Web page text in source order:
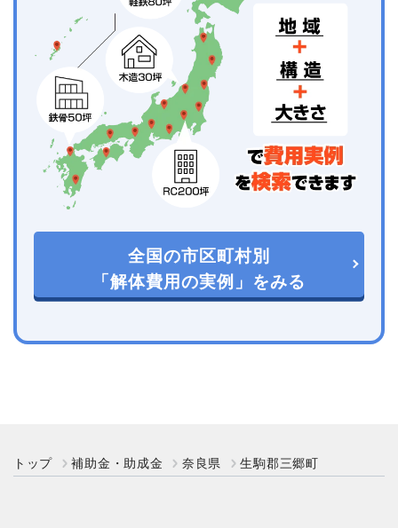
全国の市区町村別
「解体費用の実例」をみる
トップ 補助金・助成金 奈良県 生駒郡三郷町